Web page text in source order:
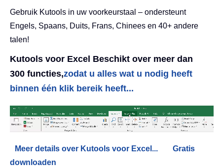
Gebruik Kutools in uw voorkeurstaal – ondersteunt
Engels, Spaans, Duits, Frans, Chinees en 40+ andere
talen!
Kutools voor Excel Beschikt over meer dan
300 functies,zodat u alles wat u nodig heeft
binnen één klik bereik heeft...
Meer details over Kutools voor Excel...
Gratis
downloaden